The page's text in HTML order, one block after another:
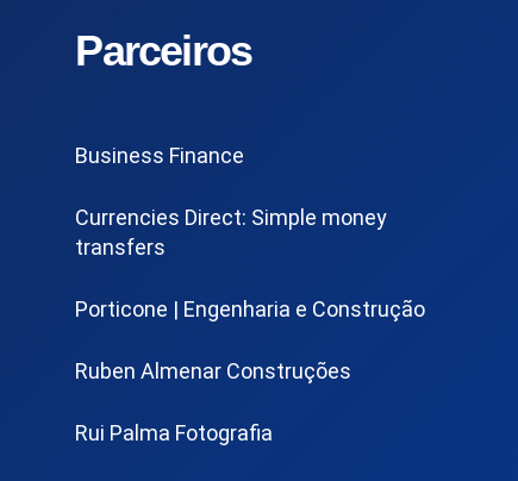
Parceiros
Business Finance
Currencies Direct: Simple money
transfers
Porticone | Engenharia e Construção
Ruben Almenar Construções
Rui Palma Fotografia